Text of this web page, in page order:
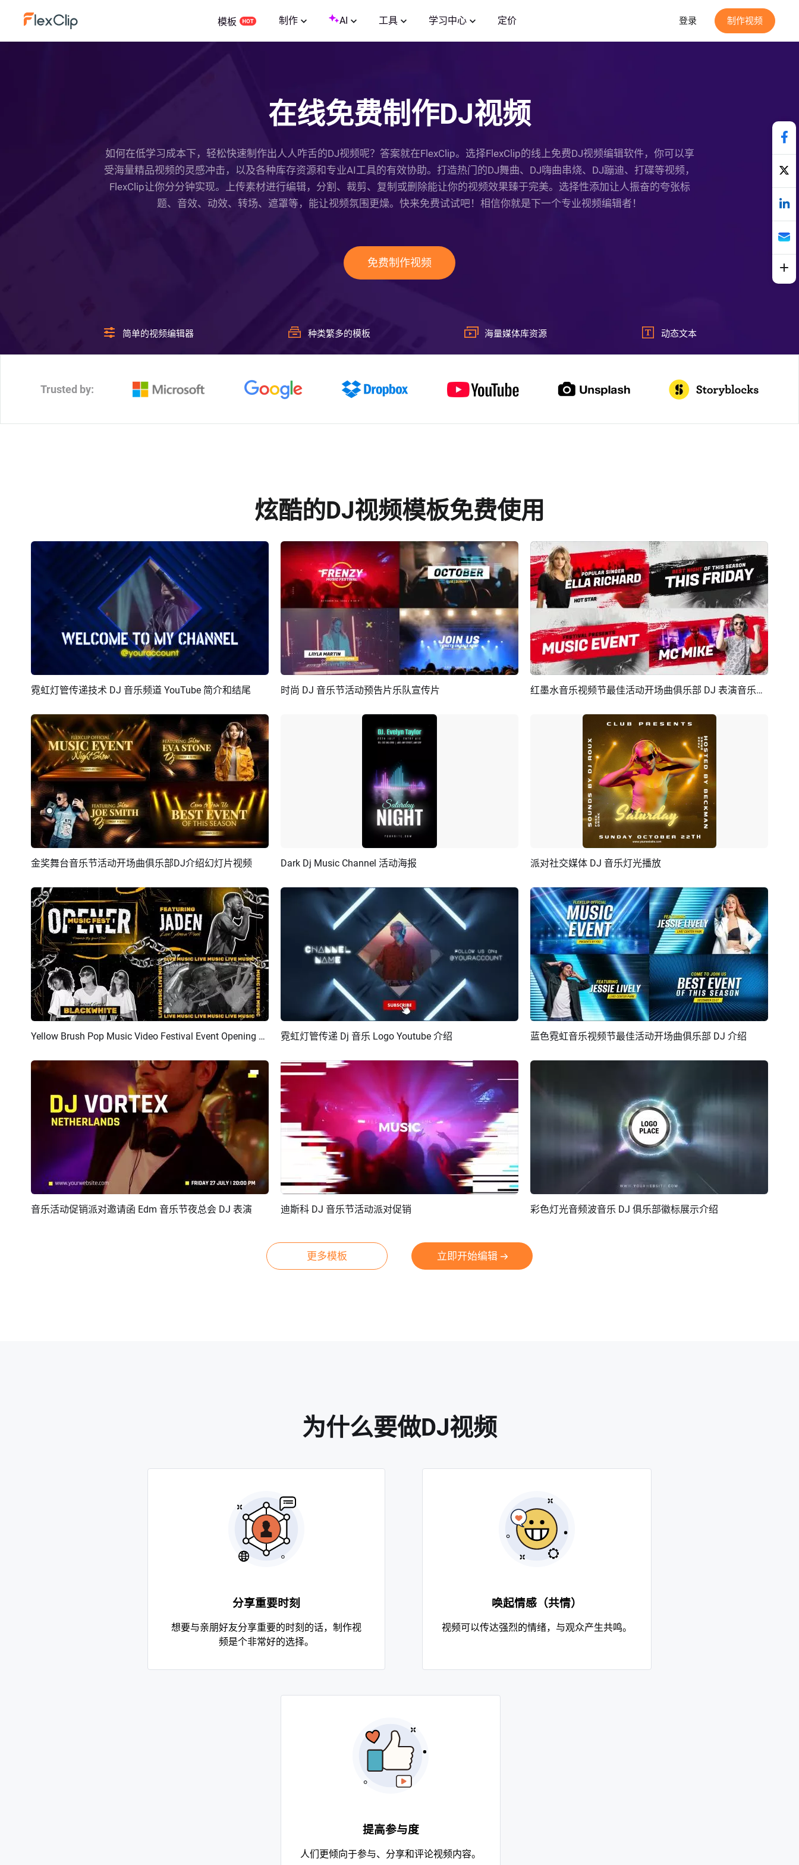
模板 制作 AI 工具 学习中心 定价 登录 制作视频
在线免费制作DJ视频
如何在低学习成本下，轻松快速制作出人人咋舌的DJ视频呢？答案就在FlexClip。选择FlexClip的线上免费DJ视频编辑软件，你可以享
受海量精品视频的灵感冲击，以及各种库存资源和专业AI工具的有效协助。打造热门的DJ舞曲、DJ嗨曲串烧、DJ蹦迪、打碟等视频，
FlexClip让你分分钟实现。上传素材进行编辑，分割、裁剪、复制或删除能让你的视频效果臻于完美。选择性添加让人振奋的夸张标
题、音效、动效、转场、遮罩等，能让视频氛围更燥。快来免费试试吧！相信你就是下一个专业视频编辑者！
免费制作视频
简单的视频编辑器 种类繁多的模板 海量媒体库资源 动态文本
Trusted by:
炫酷的DJ视频模板免费使用
预览 AI剪同款
霓虹灯管传递技术 DJ 音乐频道 YouTube 简介和结尾 预览 AI剪同款
时尚 DJ 音乐节活动预告片乐队宣传片 预览 AI剪同款 红墨水音乐视频节最佳活动开场曲俱乐部 DJ 表演音乐介绍
预览 AI剪同款
金奖舞台音乐节活动开场曲俱乐部DJ介绍幻灯片视频 预览
Dark Dj Music Channel 活动海报 预览 AI剪同款
派对社交媒体 DJ 音乐灯光播放
预览 AI剪同款 Yellow Brush Pop Music Video Festival Event Opening Club Dj Intro（黄色刷子流行音乐视频节活动开场曲俱乐部 DJ 介绍） 预览 AI剪同款
霓虹灯管传递 Dj 音乐 Logo Youtube 介绍 预览 AI剪同款
蓝色霓虹音乐视频节最佳活动开场曲俱乐部 DJ 介绍
预览 AI剪同款
音乐活动促销派对邀请函 Edm 音乐节夜总会 DJ 表演 预览 AI剪同款
迪斯科 DJ 音乐节活动派对促销 预览 编辑
彩色灯光音频波音乐 DJ 俱乐部徽标展示介绍
更多模板 立即开始编辑
为什么要做DJ视频
分享重要时刻
想要与亲朋好友分享重要的时刻的话，制作视
频是个非常好的选择。
唤起情感（共情）
视频可以传达强烈的情绪，与观众产生共鸣。
提高参与度
人们更倾向于参与、分享和评论视频内容。